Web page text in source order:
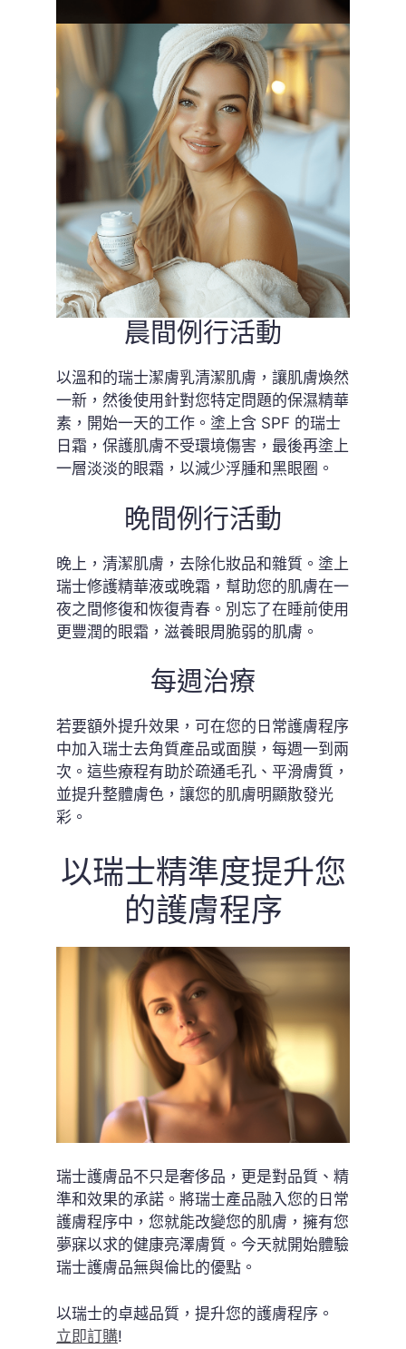
晨間例行活動
以溫和的瑞士潔膚乳清潔肌膚，讓肌膚煥然
一新，然後使用針對您特定問題的保濕精華
素，開始一天的工作。塗上含 SPF 的瑞士
日霜，保護肌膚不受環境傷害，最後再塗上
一層淡淡的眼霜，以減少浮腫和黑眼圈。
晚間例行活動
晚上，清潔肌膚，去除化妝品和雜質。塗上
瑞士修護精華液或晚霜，幫助您的肌膚在一
夜之間修復和恢復青春。別忘了在睡前使用
更豐潤的眼霜，滋養眼周脆弱的肌膚。
每週治療
若要額外提升效果，可在您的日常護膚程序
中加入瑞士去角質產品或面膜，每週一到兩
次。這些療程有助於疏通毛孔、平滑膚質，
並提升整體膚色，讓您的肌膚明顯散發光
彩。
以瑞士精準度提升您
的護膚程序
瑞士護膚品不只是奢侈品，更是對品質、精
準和效果的承諾。將瑞士產品融入您的日常
護膚程序中，您就能改變您的肌膚，擁有您
夢寐以求的健康亮澤膚質。今天就開始體驗
瑞士護膚品無與倫比的優點。
以瑞士的卓越品質，提升您的護膚程序。
立即訂購!